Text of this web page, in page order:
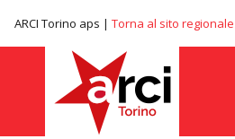
ARCI Torino aps | Torna al sito regionale